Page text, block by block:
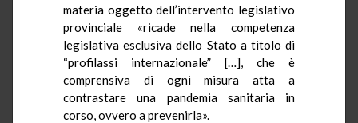
materia oggetto dell’intervento legislativo
provinciale «ricade nella competenza
legislativa esclusiva dello Stato a titolo di
“profilassi internazionale” […], che è
comprensiva di ogni misura atta a
contrastare una pandemia sanitaria in
corso, ovvero a prevenirla».